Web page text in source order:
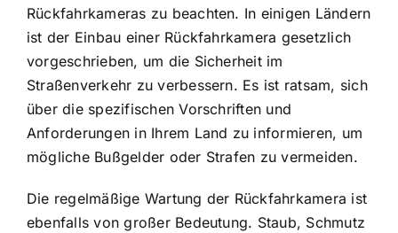
Rückfahrkameras zu beachten. In einigen Ländern
ist der Einbau einer Rückfahrkamera gesetzlich
vorgeschrieben, um die Sicherheit im
Straßenverkehr zu verbessern. Es ist ratsam, sich
über die spezifischen Vorschriften und
Anforderungen in Ihrem Land zu informieren, um
mögliche Bußgelder oder Strafen zu vermeiden.
Die regelmäßige Wartung der Rückfahrkamera ist
ebenfalls von großer Bedeutung. Staub, Schmutz